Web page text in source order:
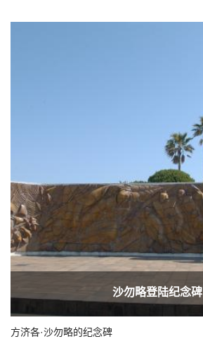
沙勿略登陆纪念碑
方济各·沙勿略的纪念碑